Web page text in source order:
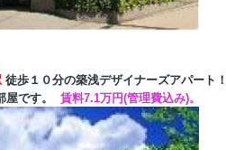
徒歩１０分の築浅デザイナーズアパート
屋です。 賃料7.1万円(管理費込み)。